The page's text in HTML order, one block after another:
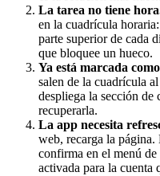
La tarea no tiene
en la cuadrícula
parte superior de cada
que bloquee un hueco.
Ya está marcada
salen de la cuadrícula
despliega la sección de
recuperarla.
La app necesita
web, recarga la
confirma en el menú
activada para la cuenta